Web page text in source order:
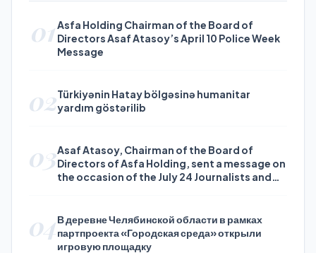
01Asfa Holding Chairman of the Board of
Directors Asaf Atasoy’s April 10 Police Week
Message
02Türkiyənin Hatay bölgəsinə humanitar
yardım göstərilib
03Asaf Atasoy, Chairman of the Board of
Directors of Asfa Holding, sent a message on
the occasion of the July 24 Journalists and
04В деревне Челябинской области в рамках
партпроекта «Городская среда» открыли
игровую площадку